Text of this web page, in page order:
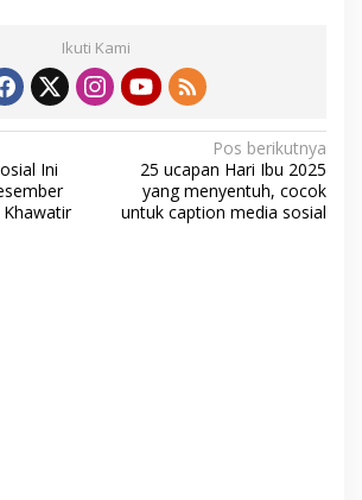
Ikuti Kami
Ini
Khawatir
Pos berikutnya
25 ucapan Hari Ibu 2025
yang menyentuh, cocok
untuk caption media sosial